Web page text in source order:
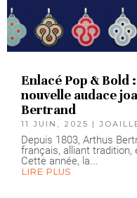
Enlacé Pop & Bold
nouvelle audace
Bertrand
11 JUIN, 2025 |
Depuis 1803, Arthus
français, alliant
Cette année, la...
LIRE PLUS